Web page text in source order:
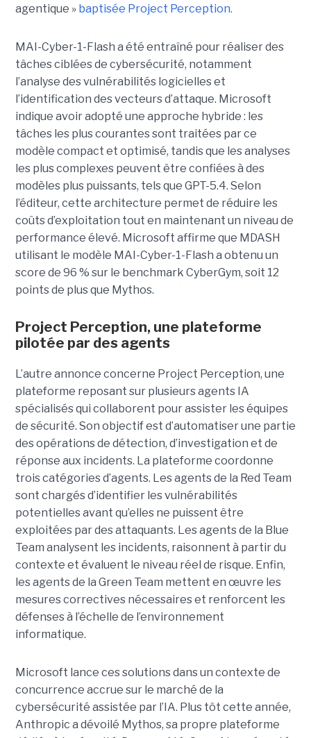
agentique » baptisée Project Perception.
MAI-Cyber-1-Flash a été entraîné pour réaliser des
tâches ciblées de cybersécurité, notamment
l’analyse des vulnérabilités logicielles et
l’identification des vecteurs d’attaque. Microsoft
indique avoir adopté une approche hybride : les
tâches les plus courantes sont traitées par ce
modèle compact et optimisé, tandis que les analyses
les plus complexes peuvent être confiées à des
modèles plus puissants, tels que GPT-5.4. Selon
l’éditeur, cette architecture permet de réduire les
coûts d’exploitation tout en maintenant un niveau de
performance élevé. Microsoft affirme que MDASH
utilisant le modèle MAI-Cyber-1-Flash a obtenu un
score de 96 % sur le benchmark CyberGym, soit 12
points de plus que Mythos.
Project Perception, une plateforme
pilotée par des agents
L’autre annonce concerne Project Perception, une
plateforme reposant sur plusieurs agents IA
spécialisés qui collaborent pour assister les équipes
de sécurité. Son objectif est d’automatiser une partie
des opérations de détection, d’investigation et de
réponse aux incidents. La plateforme coordonne
trois catégories d’agents. Les agents de la Red Team
sont chargés d’identifier les vulnérabilités
potentielles avant qu’elles ne puissent être
exploitées par des attaquants. Les agents de la Blue
Team analysent les incidents, raisonnent à partir du
contexte et évaluent le niveau réel de risque. Enfin,
les agents de la Green Team mettent en œuvre les
mesures correctives nécessaires et renforcent les
défenses à l’échelle de l’environnement
informatique.
Microsoft lance ces solutions dans un contexte de
concurrence accrue sur le marché de la
cybersécurité assistée par l’IA. Plus tôt cette année,
Anthropic a dévoilé Mythos, sa propre plateforme